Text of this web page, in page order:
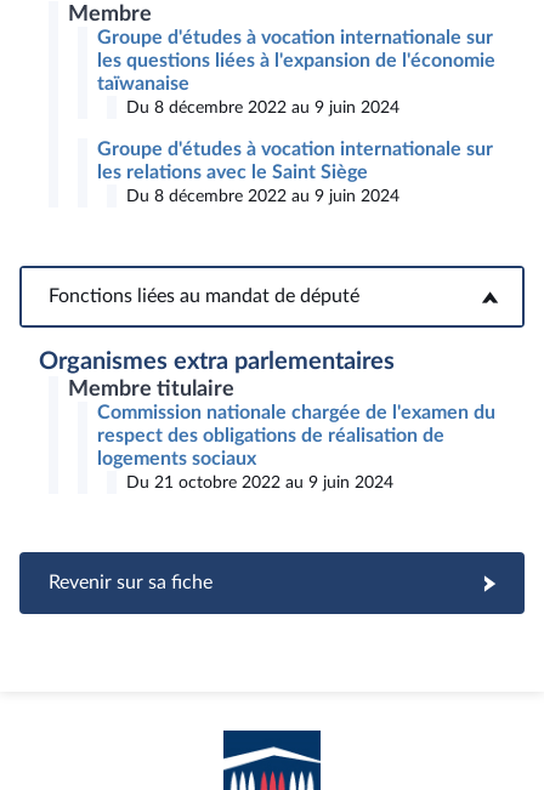
Membre
Groupe d'études à vocation internationale sur
les questions liées à l'expansion de l'économie
taïwanaise
Du 8 décembre 2022 au 9 juin 2024
Groupe d'études à vocation internationale sur
les relations avec le Saint Siège
Du 8 décembre 2022 au 9 juin 2024
Fonctions liées au mandat de député
Fonctions liées au mandat de député
Organismes extra parlementaires
Membre titulaire
Commission nationale chargée de l'examen du
respect des obligations de réalisation de
logements sociaux
Du 21 octobre 2022 au 9 juin 2024
Revenir sur sa fiche